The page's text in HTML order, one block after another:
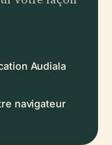
Audiala
navigateur